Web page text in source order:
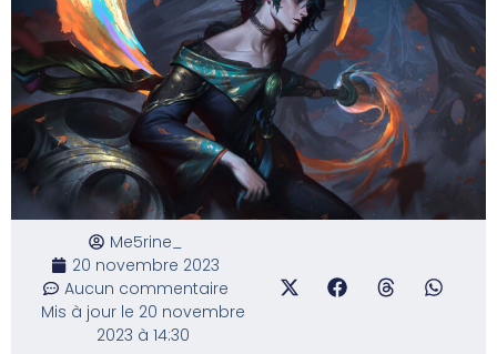
Me5rine_
20 novembre 2023
Aucun commentaire
Mis à jour le 20 novembre
2023 à 14:30